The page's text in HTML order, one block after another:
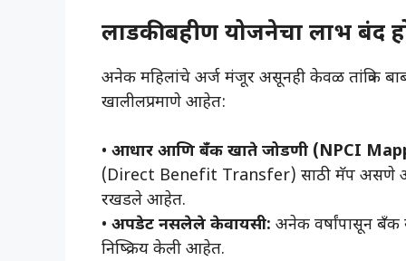
लाडकी बहीण योजनेचा लाभ बंद
​अनेक महिलांचे अर्ज मंजूर असूनही केवळ तांत्रिक
खालीलप्रमाणे आहेत:
• ​ आधार आणि बँक खाते जोडणी (NPCI
(Direct Benefit Transfer) साठी मॅप असणे
रखडले आहेत.
• ​ अपडेट नसलेले केवायसी: अनेक वर्षांपासून बँक
निष्क्रिय केली आहेत.